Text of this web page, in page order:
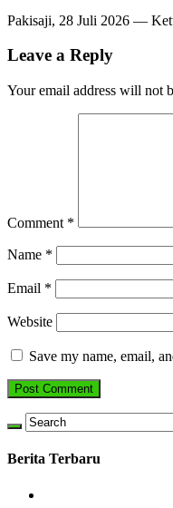
Pakisaji, 28 Juli 2026 —
Leave a Reply
Your email address will not
Comment *
Name *
Email *
Website
Save my name, email,
Berita Terbaru